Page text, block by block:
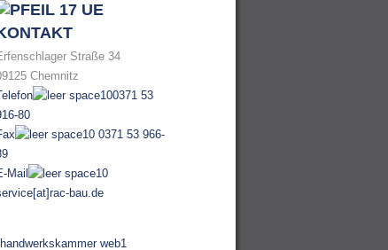
Straße 34
Chemnitz
0371 53
80
0371 53 966-
Mail
bau.de